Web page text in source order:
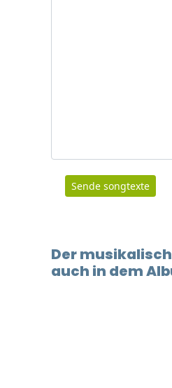
Sende songtexte
Der
auch in dem